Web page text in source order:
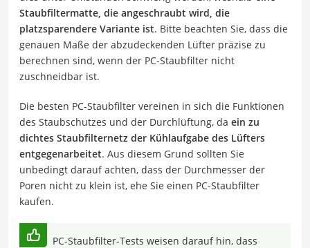
Staubfiltermatte, die angeschraubt wird, die
platzsparendere Variante ist. Bitte beachten Sie, dass die
genauen Maße der abzudeckenden Lüfter präzise zu
berechnen sind, wenn der PC-Staubfilter nicht
zuschneidbar ist.
Die besten PC-Staubfilter vereinen in sich die Funktionen
des Staubschutzes und der Durchlüftung, da ein zu
dichtes Staubfilternetz der Kühlaufgabe des Lüfters
entgegenarbeitet. Aus diesem Grund sollten Sie
unbedingt darauf achten, dass der Durchmesser der
Poren nicht zu klein ist, ehe Sie einen PC-Staubfilter
kaufen.
PC-Staubfilter-Tests weisen darauf hin, dass